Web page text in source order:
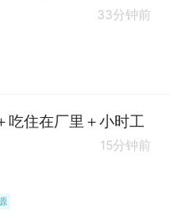
33分钟前
吃住在厂里＋小时工
15分钟前